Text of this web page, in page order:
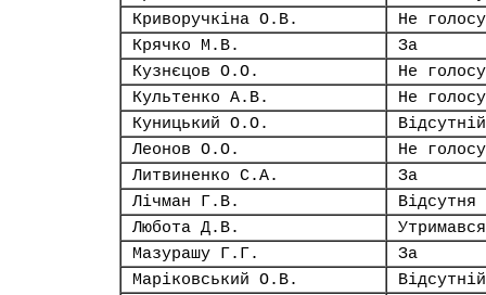
Криворучкіна О.В.
Не
Крячко М.В.
За
Кузнєцов О.О.
Не
Культенко А.В.
Не
Куницький О.О.
Відсутній
Леонов О.О.
Не
Литвиненко С.А.
За
Лічман Г.В.
Відсутня
Любота Д.В.
Утримався
Мазурашу Г.Г.
За
Маріковський О.В.
Відсутній